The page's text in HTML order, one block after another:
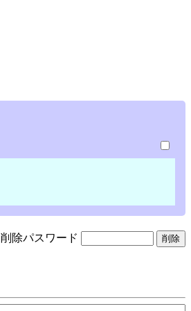
削除パスワード